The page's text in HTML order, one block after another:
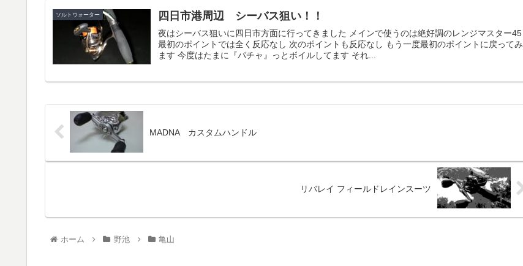
ソルトウォーター 四日市港周辺 シーバス狙い！！
夜はシーバス狙いに四日市方面に行ってきました メインで使うのは絶好調のレンジマスター45
最初のポイントでは全く反応なし 次のポイントも反応なし もう一度最初のポイントに戻ってみ
ます 今度はたまに『パチャ』っとボイルしてます それ...
MADNA カスタムハンドル
リバレイ フィールドレインスーツ
ホーム 野池 亀山